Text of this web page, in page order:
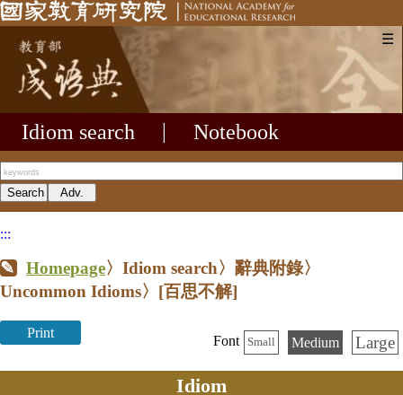
☰
Idiom search Notebook
:::
Homepage〉Idiom search〉辭典附錄〉
Uncommon Idioms〉 [百思不解]
Print
Font Small Medium Large
Idiom